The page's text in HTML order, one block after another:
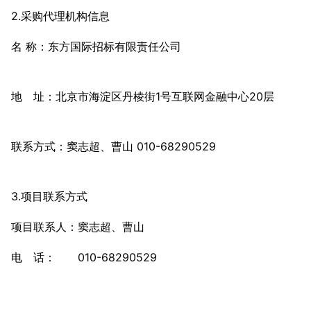
2.采购代理机构信息
名 称：东方国际招标有限责任公司
地 址：北京市海淀区丹棱街1号互联网金融中心20层
联系方式：窦志超、曹山 010-68290529
3.项目联系方式
项目联系人：窦志超、曹山
电 话： 010-68290529